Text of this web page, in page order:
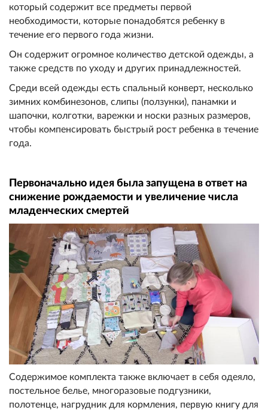
который содержит все предметы первой
необходимости, которые понадобятся ребенку в
течение его первого года жизни.
Он содержит огромное количество детской одежды, а
также средств по уходу и других принадлежностей.
Среди всей одежды есть спальный конверт, несколько
зимних комбинезонов, слипы (ползунки), панамки и
шапочки, колготки, варежки и носки разных размеров,
чтобы компенсировать быстрый рост ребенка в течение
года.
Первоначально идея была запущена в ответ на
снижение рождаемости и увеличение числа
младенческих смертей
Содержимое комплекта также включает в себя одеяло,
постельное белье, многоразовые подгузники,
полотенце, нагрудник для кормления, первую книгу для